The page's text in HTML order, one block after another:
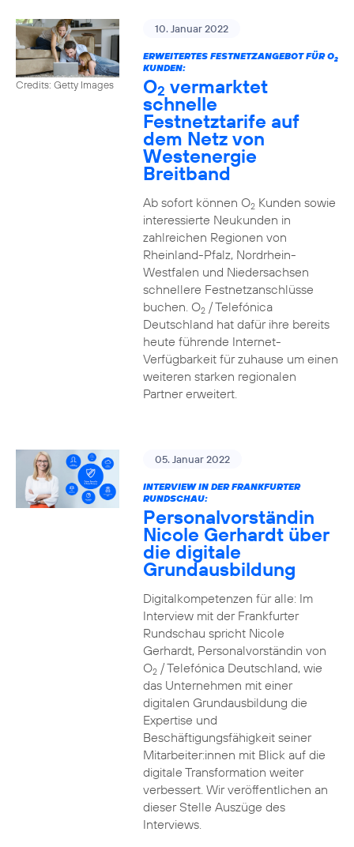
Credits: Getty Images
10. Januar 2022
ERWEITERTES FESTNETZANGEBOT FÜR O2
KUNDEN:
O2 vermarktet
schnelle
Festnetztarife auf
dem Netz von
Westenergie
Breitband
Ab sofort können O2Kunden sowie
interessierte Neukunden in
zahlreichen Regionen von
Rheinland-Pfalz, Nordrhein-
Westfalen und Niedersachsen
schnellere Festnetzanschlüsse
buchen. O2/ Telefónica
Deutschland hat dafür ihre bereits
heute führende Internet-
Verfügbarkeit für zuhause um einen
weiteren starken regionalen
Partner erweitert.
05. Januar 2022
INTERVIEW IN DER FRANKFURTER
RUNDSCHAU:
Personalvorständin
Nicole Gerhardt über
die digitale
Grundausbildung
Digitalkompetenzen für alle: Im
Interview mit der Frankfurter
Rundschau spricht Nicole
Gerhardt, Personalvorständin von
O2/ Telefónica Deutschland, wie
das Unternehmen mit einer
digitalen Grundausbildung die
Expertise und
Beschäftigungsfähigkeit seiner
Mitarbeiter:innen mit Blick auf die
digitale Transformation weiter
verbessert. Wir veröffentlichen an
dieser Stelle Auszüge des
Interviews.